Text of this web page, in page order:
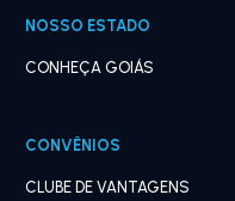
NOSSO ESTADO
CONHEÇA GOIÁS
CONVÊNIOS
CLUBE DE VANTAGENS